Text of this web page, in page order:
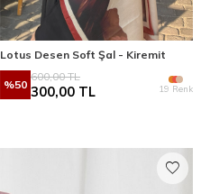
Lotus Desen Soft Şal - Kiremit
%50
600,00TL
300,00 TL 19 Renk